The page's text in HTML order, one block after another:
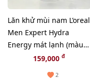
Lăn khử mùi nam L’oreal
Men Expert Hydra
Energy mát lạnh (màu
159,000đ
2